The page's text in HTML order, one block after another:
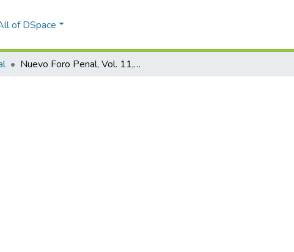
of DSpace
Nuevo Foro Penal, Vol. 11, Núm. 84 (2015)